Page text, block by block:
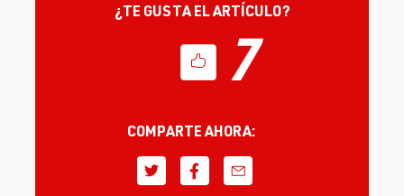
¿TE GUSTA EL ARTÍCULO?
7
COMPARTE AHORA: